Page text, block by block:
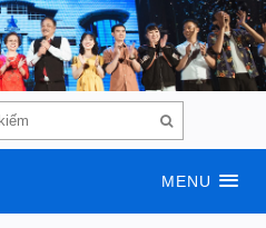
MENU